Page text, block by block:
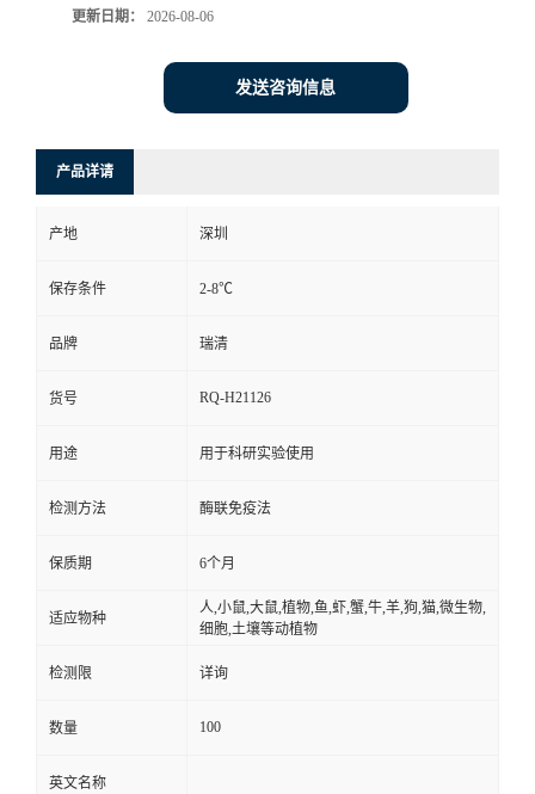
更新日期： 2026-08-06
发送咨询信息
产品详请
产地 深圳
保存条件 2-8℃
品牌 瑞清
货号 RQ-H21126
用途 用于科研实验使用
检测方法 酶联免疫法
保质期 6个月
适应物种
人,小鼠,大鼠,植物,鱼,虾,蟹,牛,羊,狗,猫,微生物,
细胞,土壤等动植物
检测限 详询
数量 100
英文名称